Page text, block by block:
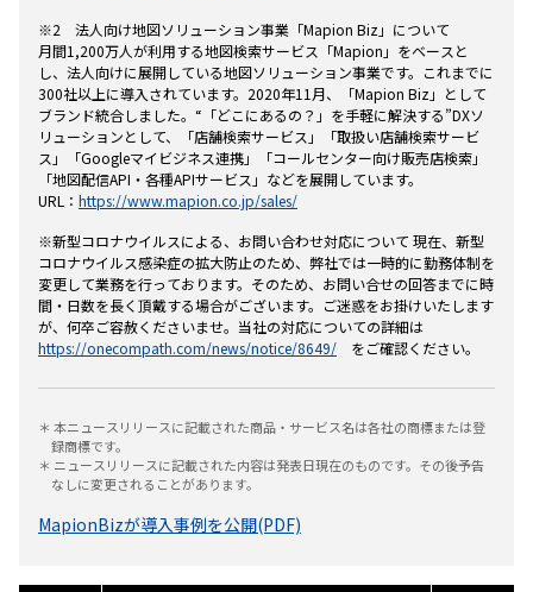
※2 法人向け地図ソリューション事業「Mapion Biz」について
月間1,200万人が利用する地図検索サービス「Mapion」をベースと
し、法人向けに展開している地図ソリューション事業です。これまでに
300社以上に導入されています。2020年11月、「Mapion Biz」として
ブランド統合しました。“「どこにあるの？」を手軽に解決する”DXソ
リューションとして、「店舗検索サービス」「取扱い店舗検索サービ
ス」「Googleマイビジネス連携」「コールセンター向け販売店検索」
「地図配信API・各種APIサービス」などを展開しています。
URL： https://www.mapion.co.jp/sales/
※新型コロナウイルスによる、お問い合わせ対応について 現在、新型
コロナウイルス感染症の拡大防止のため、弊社では一時的に勤務体制を
変更して業務を行っております。そのため、お問い合せの回答までに時
間・日数を長く頂戴する場合がございます。ご迷惑をお掛けいたします
が、何卒ご容赦くださいませ。当社の対応についての詳細は
https://onecompath.com/news/notice/8649/ をご確認ください。
＊ 本ニュースリリースに記載された商品・サービス名は各社の商標または登
録商標です。
＊ ニュースリリースに記載された内容は発表日現在のものです。その後予告
なしに変更されることがあります。
MapionBizが導入事例を公開(PDF)